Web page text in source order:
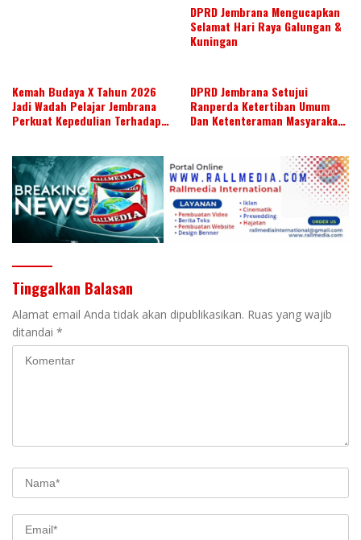
DPRD Jembrana Mengucapkan
Selamat Hari Raya Galungan &
Kuningan
Kemah Budaya X Tahun 2026
Jadi Wadah Pelajar Jembrana
Perkuat Kepedulian Terhadap
DPRD Jembrana Setujui
Ranperda Ketertiban Umum
Dan Ketenteraman Masyarakat
Tinggalkan Balasan
Alamat email Anda tidak akan dipublikasikan. Ruas yang wajib
ditandai *